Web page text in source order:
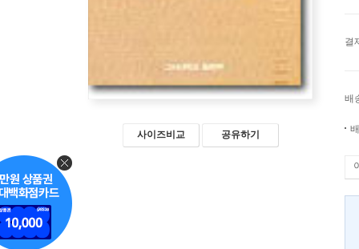
사이즈비교 공유하기
결
배